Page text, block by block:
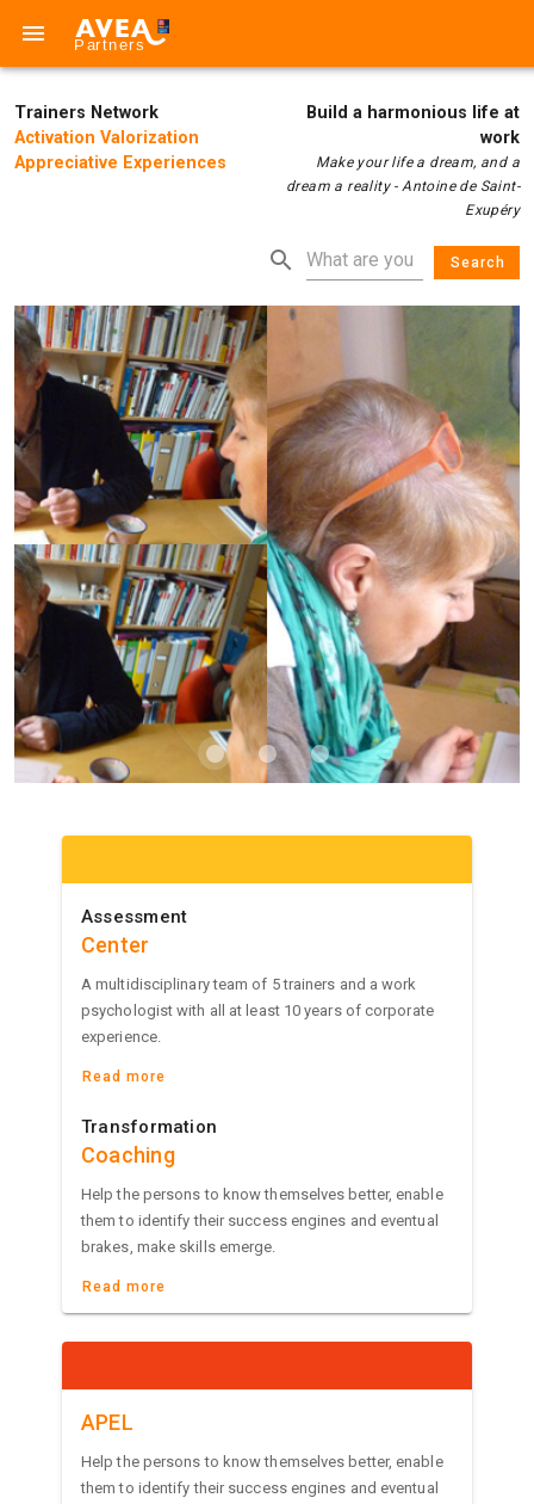
Trainers Network
Activation Valorization
Appreciative Experiences
Build a harmonious life at
work
Make your life a dream, and a
dream a reality - Antoine de Saint-
Exupéry
Search
Assessment
Center
A multidisciplinary team of 5 trainers and a work
psychologist with all at least 10 years of corporate
experience.
Read more
Transformation
Coaching
Help the persons to know themselves better, enable
them to identify their success engines and eventual
brakes, make skills emerge.
Read more
APEL
Help the persons to know themselves better, enable
them to identify their success engines and eventual